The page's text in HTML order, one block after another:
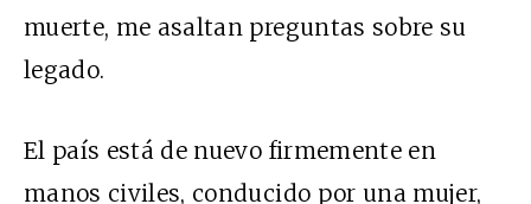
muerte, me asaltan preguntas sobre su
legado.
El país está de nuevo firmemente en
manos civiles, conducido por una mujer,